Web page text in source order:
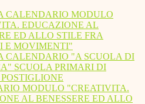
CALENDARIO MODULO
EDUCAZIONE AL
ED ALLO STILE FRA
E MOVIMENTI"
CALENDARIO "A SCUOLA DI
SCUOLA PRIMARI DI
MODULO "CREATIVITA.
AL BENESSERE ED ALLO